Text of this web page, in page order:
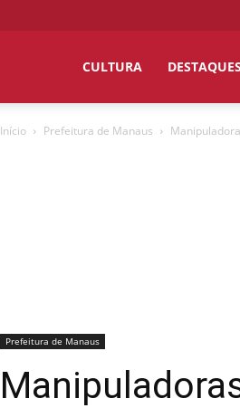
CULTURA DESTAQUES
Início Prefeitura de Manaus
Prefeitura de Manaus